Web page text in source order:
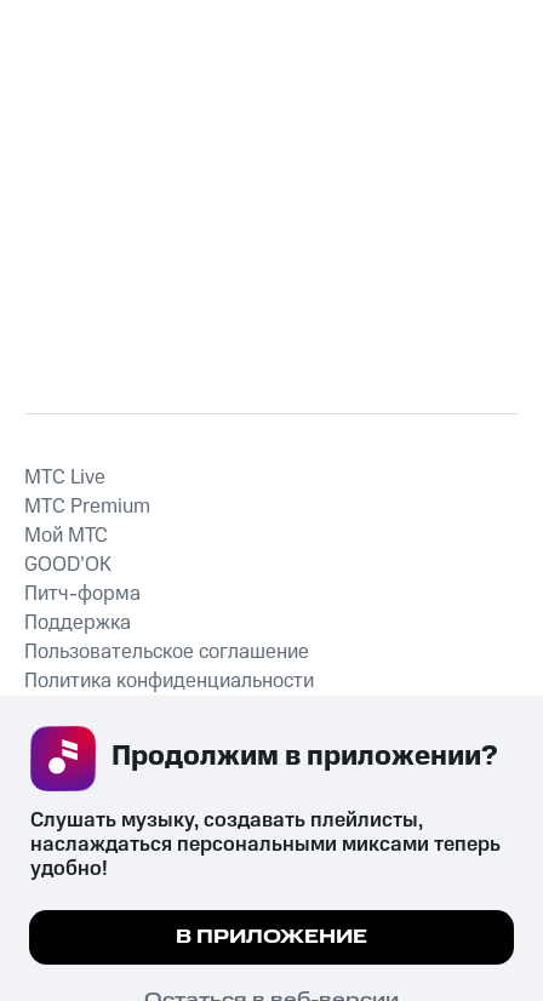
СКАЧАТЬ ПРИЛОЖЕНИЕ
MTС Live
MTС Premium
Мой МТС
GOOD’OK
Питч-форма
Поддержка
Пользовательское соглашение
Политика конфиденциальности
психотропных веществ, их аналогов причиняет вред здоровью,
их незаконный оборот запрещён и влечёт установленную
законодательством ответственность.
© 2026 ООО «КИОН».
Мы используем куки, чтобы на сайте все
Подробнее
ПОНЯТНО
Слушать музыку, создавать плейлисты,
наслаждаться персональными миксами теперь
удобно!
В ПРИЛОЖЕНИЕ